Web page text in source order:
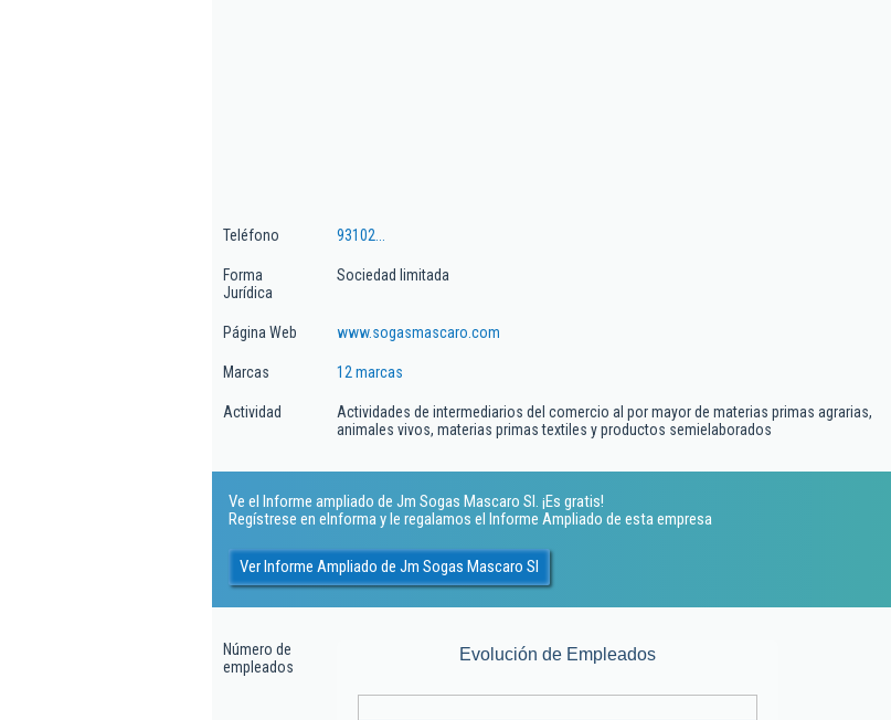
Teléfono 93102...
Forma
Jurídica
Sociedad limitada
Página Web www.sogasmascaro.com
Marcas 12 marcas
Actividad
Actividades de intermediarios del comercio al por mayor de materias primas agrarias,
animales vivos, materias primas textiles y productos semielaborados
Ve el Informe ampliado de Jm Sogas Mascaro Sl. ¡Es gratis!
Regístrese en eInforma y le regalamos el Informe Ampliado de esta empresa
Ver Informe Ampliado de Jm Sogas Mascaro Sl
Número de
empleados
Evolución de Empleados